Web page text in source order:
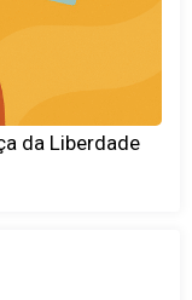
da Liberdade